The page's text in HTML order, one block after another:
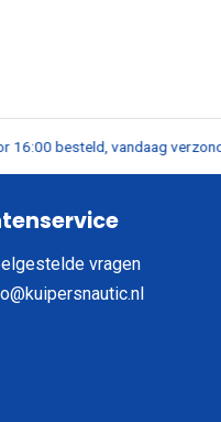
besteld, vandaag verzonden
vragen